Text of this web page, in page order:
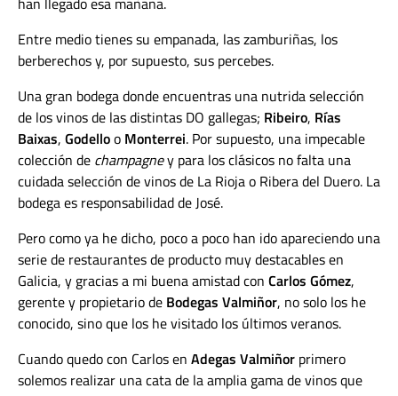
Entre medio tienes su empanada, las zamburiñas, los
berberechos y, por supuesto, sus percebes.
Una gran bodega donde encuentras una nutrida selección
de los vinos de las distintas DO gallegas; Ribeiro, Rías
Baixas, Godelloo Monterrei. Por supuesto, una impecable
colección de champagney para los clásicos no falta una
cuidada selección de vinos de La Rioja o Ribera del Duero. La
bodega es responsabilidad de José.
Pero como ya he dicho, poco a poco han ido apareciendo una
serie de restaurantes de producto muy destacables en
Galicia, y gracias a mi buena amistad con Carlos Gómez,
gerente y propietario de Bodegas Valmiñor, no solo los he
conocido, sino que los he visitado los últimos veranos.
Cuando quedo con Carlos en Adegas Valmiñor primero
solemos realizar una cata de la amplia gama de vinos que